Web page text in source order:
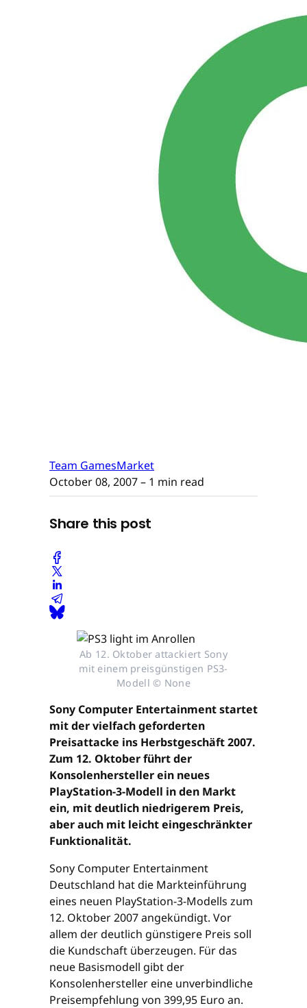
Team GamesMarket
October 08, 2007– 1 min read
Share this post
Ab 12. Oktober attackiert Sony
mit einem preisgünstigen PS3-
Modell © None
Sony Computer Entertainment startet
mit der vielfach geforderten
Preisattacke ins Herbstgeschäft 2007.
Zum 12. Oktober führt der
Konsolenhersteller ein neues
PlayStation-3-Modell in den Markt
ein, mit deutlich niedrigerem Preis,
aber auch mit leicht eingeschränkter
Funktionalität.
Sony Computer Entertainment
Deutschland hat die Markteinführung
eines neuen PlayStation-3-Modells zum
12. Oktober 2007 angekündigt. Vor
allem der deutlich günstigere Preis soll
die Kundschaft überzeugen. Für das
neue Basismodell gibt der
Konsolenhersteller eine unverbindliche
Preisempfehlung von 399,95 Euro an.